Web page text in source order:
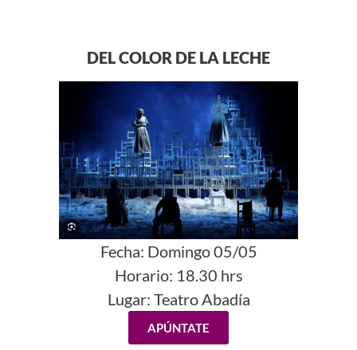
DEL COLOR DE LA LECHE
Fecha: Domingo 05/05
Horario: 18.30 hrs
Lugar: Teatro Abadía
APÚNTATE